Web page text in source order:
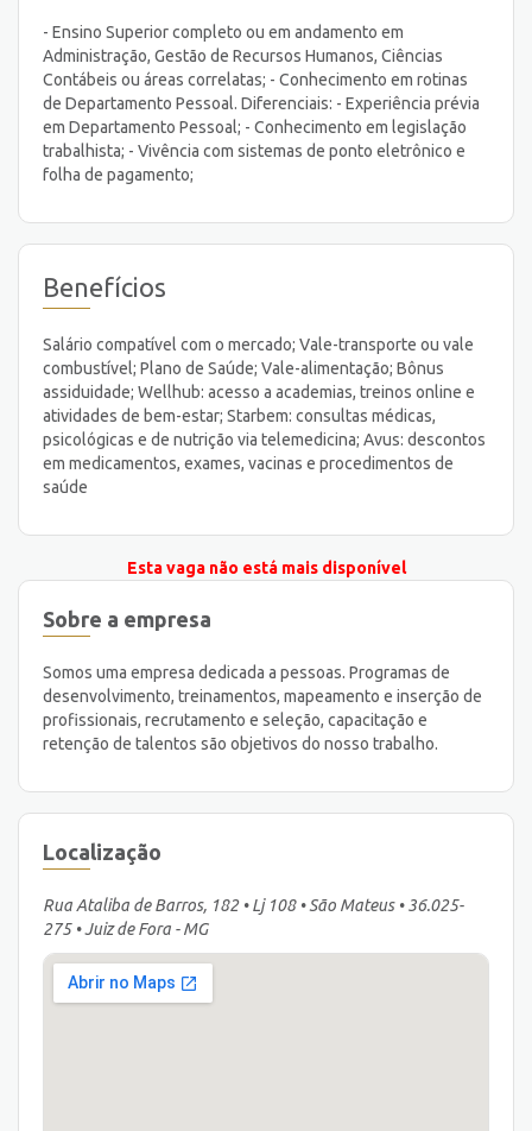
- Ensino Superior completo ou em andamento em
Administração, Gestão de Recursos Humanos, Ciências
Contábeis ou áreas correlatas; - Conhecimento em rotinas
de Departamento Pessoal. Diferenciais: - Experiência prévia
em Departamento Pessoal; - Conhecimento em legislação
trabalhista; - Vivência com sistemas de ponto eletrônico e
folha de pagamento;
Benefícios
Salário compatível com o mercado; Vale-transporte ou vale
combustível; Plano de Saúde; Vale-alimentação; Bônus
assiduidade; Wellhub: acesso a academias, treinos online e
atividades de bem-estar; Starbem: consultas médicas,
psicológicas e de nutrição via telemedicina; Avus: descontos
em medicamentos, exames, vacinas e procedimentos de
saúde
Esta vaga não está mais disponível
Sobre a empresa
Somos uma empresa dedicada a pessoas. Programas de
desenvolvimento, treinamentos, mapeamento e inserção de
profissionais, recrutamento e seleção, capacitação e
retenção de talentos são objetivos do nosso trabalho.
Localização
Rua Ataliba de Barros, 182 • Lj 108 • São Mateus • 36.025-
275 • Juiz de Fora - MG